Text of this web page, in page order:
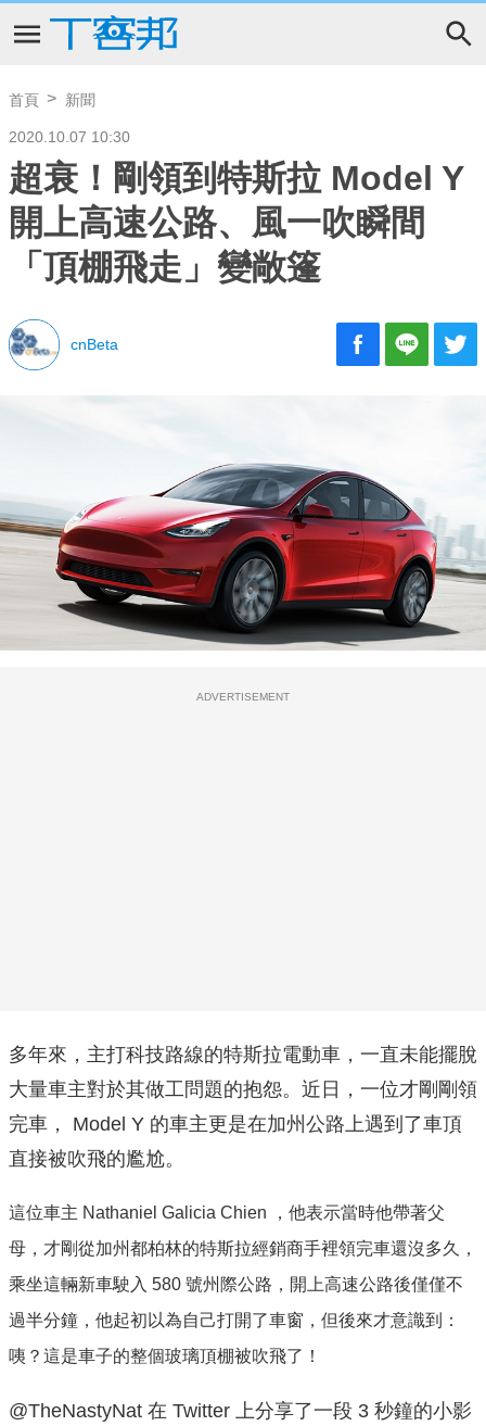
首頁 新聞
2020.10.07 10:30
超衰！剛領到特斯拉 Model Y
開上高速公路、風一吹瞬間
「頂棚飛走」變敞篷
cnBeta
ADVERTISEMENT
多年來，主打科技路線的特斯拉電動車，一直未能擺脫
大量車主對於其做工問題的抱怨。近日，一位才剛剛領
完車， Model Y 的車主更是在加州公路上遇到了車頂
直接被吹飛的尷尬。
這位車主 Nathaniel Galicia Chien ，他表示當時他帶著父
母，才剛從加州都柏林的特斯拉經銷商手裡領完車還沒多久，
乘坐這輛新車駛入 580 號州際公路，開上高速公路後僅僅不
過半分鐘，他起初以為自己打開了車窗，但後來才意識到：
咦？這是車子的整個玻璃頂棚被吹飛了！
@TheNastyNat 在 Twitter 上分享了一段 3 秒鐘的小影